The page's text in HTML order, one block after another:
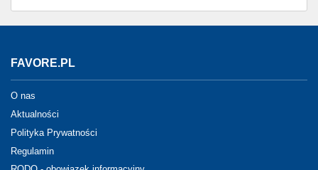
FAVORE.PL
O nas
Aktualności
Polityka Prywatności
Regulamin